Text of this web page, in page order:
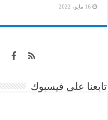
16 مايو، 2022
تابعنا على فيسبوك